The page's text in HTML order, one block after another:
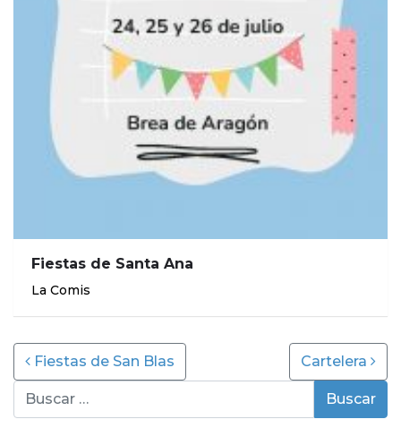
Fiestas de Santa Ana
La Comis
Post navigation
Fiestas de San Blas Cartelera